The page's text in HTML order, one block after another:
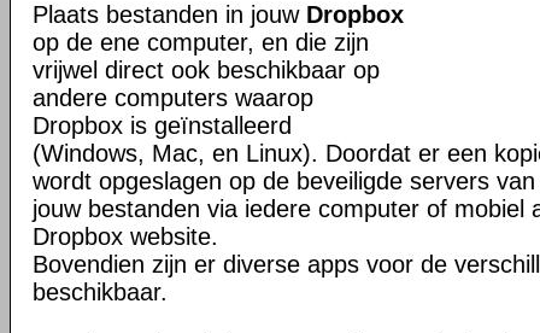
Plaats bestanden in jouw Dropbox
op de ene computer, en die zijn
vrijwel direct ook beschikbaar op
andere computers waarop
Dropbox is geïnstalleerd
(Windows, Mac, en Linux). Doordat er een
wordt opgeslagen op de beveiligde servers
jouw bestanden via iedere computer of mobiel
Dropbox website.
Bovendien zijn er diverse apps voor de
beschikbaar.